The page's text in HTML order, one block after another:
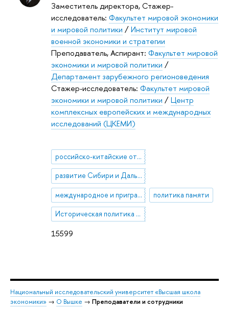
15599
Заместитель директора, Стажер-
исследователь: Факультет мировой экономики
и мировой политики /Институт мировой
военной экономики и стратегии
Преподаватель, Аспирант: Факультет мировой
экономики и мировой политики /
Департамент зарубежного регионоведения
Стажер-исследователь: Факультет мировой
экономики и мировой политики /Центр
комплексных европейских и международных
исследований (ЦКЕМИ)
российско-китайские отношения
развитие Сибири и Дальнего Востока
международное и приграничное сотрудничество политика памяти
Историческая политика КНР
Национальный исследовательский университет «Высшая школа
экономики» → О Вышке → Преподаватели и сотрудники